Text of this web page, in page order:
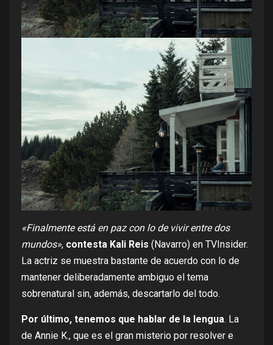
«Finalmente está en paz con lo de vivir entre dos
mundos», contesta Kali Reis (Navarro) en TVInsider.
La actriz se muestra bastante de acuerdo con lo de
mantener deliberadamente ambiguo el tema
sobrenatural sin, además, descartarlo del todo.
Por último, tenemos que hablar de la lengua. La
de Annie K., que es el gran misterio por resolver e